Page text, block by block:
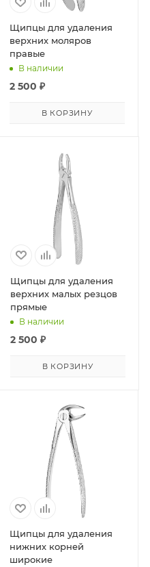
Щипцы для удаления
верхних моляров
правые
В наличии
2 500 ₽
В КОРЗИНУ
Щипцы для удаления
верхних малых резцов
прямые
В наличии
2 500 ₽
В КОРЗИНУ
Щипцы для удаления
нижних корней
широкие